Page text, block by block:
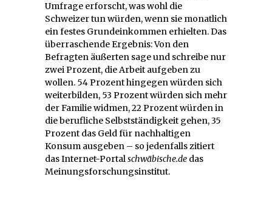
Umfrage erforscht, was wohl die
Schweizer tun würden, wenn sie monatlich
ein festes Grundeinkommen erhielten. Das
überraschende Ergebnis: Von den
Befragten äußerten sage und schreibe nur
zwei Prozent, die Arbeit aufgeben zu
wollen. 54 Prozent hingegen würden sich
weiterbilden, 53 Prozent würden sich mehr
der Familie widmen, 22 Prozent würden in
die berufliche Selbstständigkeit gehen, 35
Prozent das Geld für nachhaltigen
Konsum ausgeben – so jedenfalls zitiert
das Internet-Portalschwäbische.de das
Meinungsforschungsinstitut.